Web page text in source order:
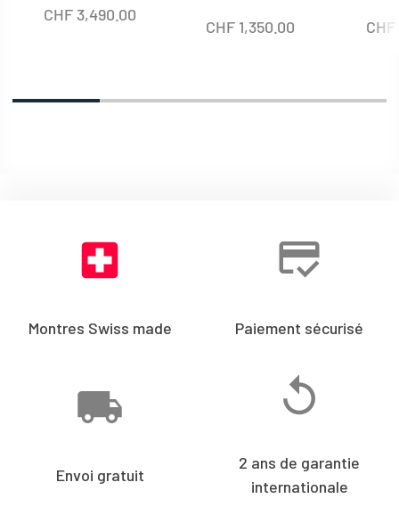
CHF3,490.00
CHF1,350.00 CHF
Montres Swiss made Paiement sécurisé
Envoi gratuit
2 ans de garantie
internationale